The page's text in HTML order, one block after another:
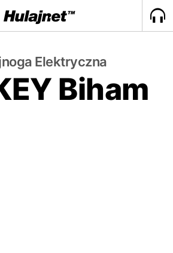
Elektryczna
Biham